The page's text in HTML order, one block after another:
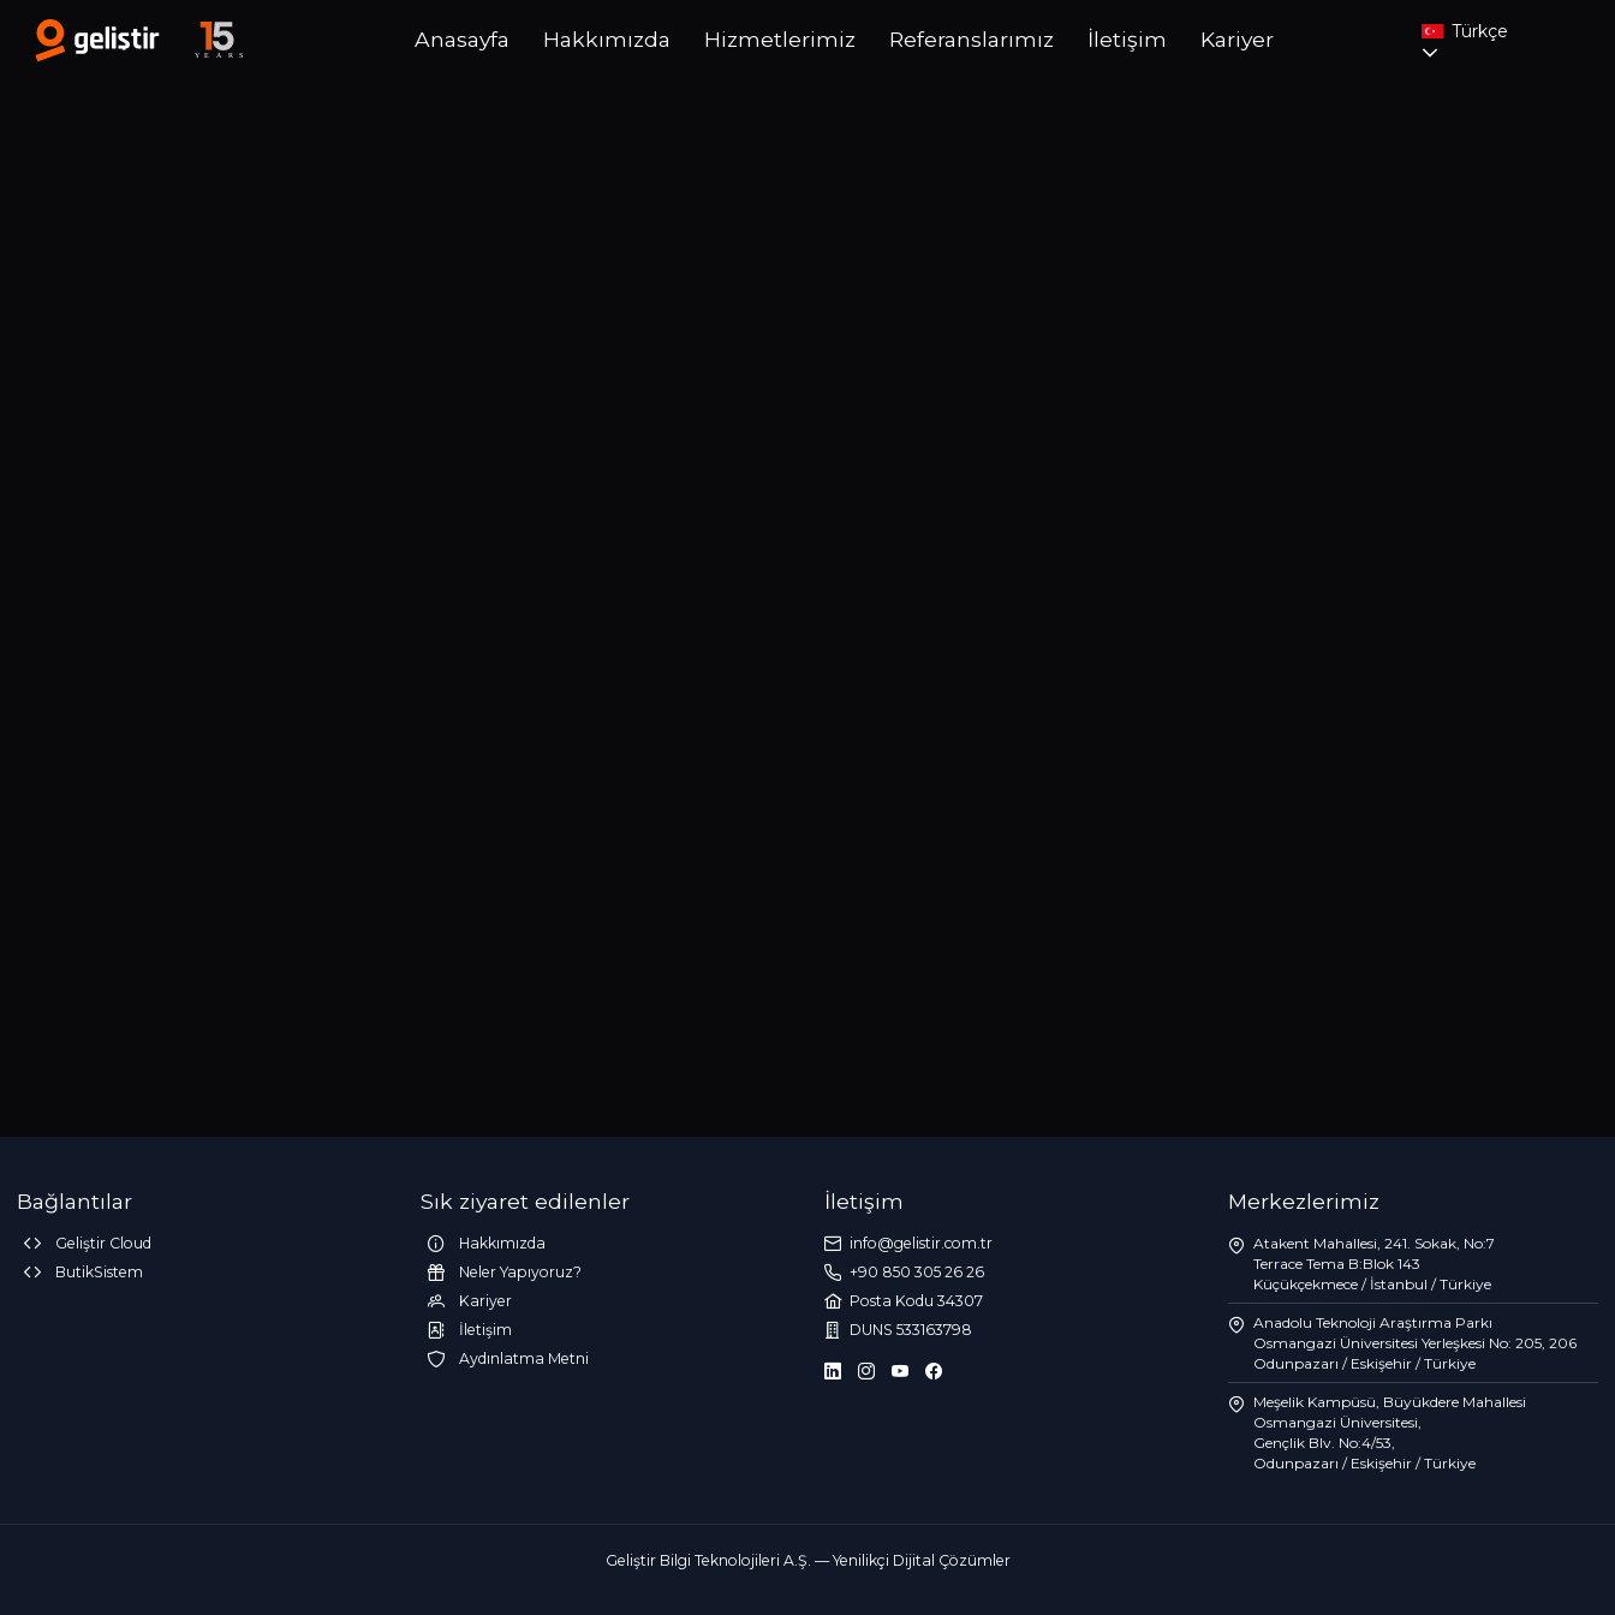
Anasayfa Hakkımızda Hizmetlerimiz Referanslarımız İletişim Kariyer Türkçe
Bağlantılar
Geliştir Cloud
ButikSistem
Sık ziyaret edilenler
Hakkımızda
Neler Yapıyoruz?
Kariyer
İletişim
Aydınlatma Metni
İletişim
info@gelistir.com.tr
+90 850 305 26 26
Posta Kodu 34307
DUNS 533163798
Merkezlerimiz
Atakent Mahallesi, 241. Sokak, No:7
Terrace Tema B:Blok 143
Küçükçekmece / İstanbul / Türkiye
Anadolu Teknoloji Araştırma Parkı
Osmangazi Üniversitesi Yerleşkesi No: 205, 206
Odunpazarı / Eskişehir / Türkiye
Meşelik Kampüsü, Büyükdere Mahallesi
Osmangazi Üniversitesi,
Gençlik Blv. No:4/53,
Odunpazarı / Eskişehir / Türkiye
Geliştir Bilgi Teknolojileri A.Ş. — Yenilikçi Dijital Çözümler